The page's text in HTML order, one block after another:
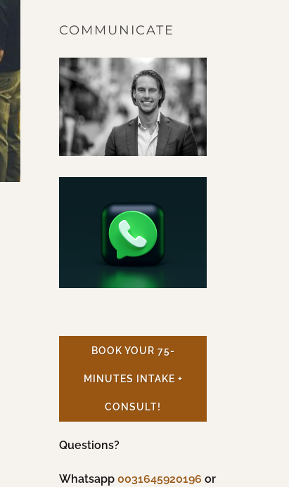
COMMUNICATE
BOOK YOUR 75-
MINUTES INTAKE +
CONSULT!
Questions?
Whatsapp 0031645920196 or